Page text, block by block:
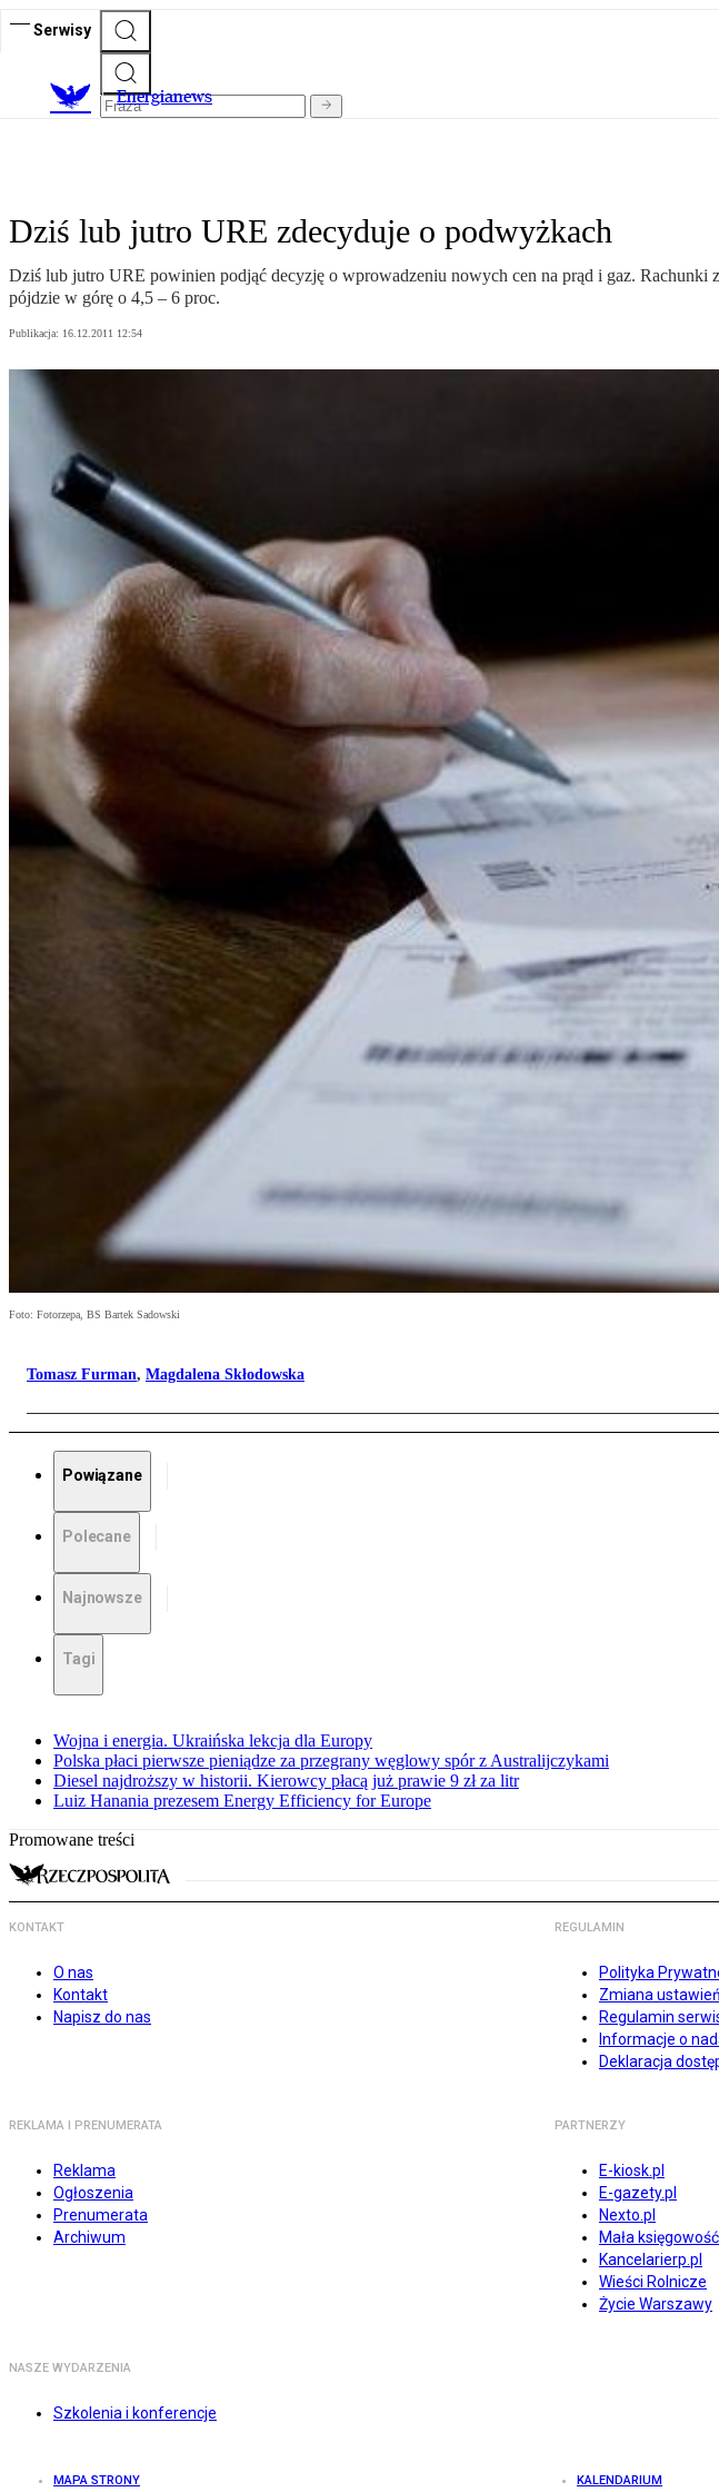
Serwisy
Energianews
Dziś lub jutro URE zdecyduje o podwyżkach
Dziś lub jutro URE powinien podjąć decyzję o wprowadzeniu nowych cen na prąd i gaz. Rachunki
pójdzie w górę o 4,5 – 6 proc.
Publikacja: 16.12.2011 12:54
Foto: Fotorzepa, BS Bartek Sadowski
Tomasz Furman, Magdalena Skłodowska
Powiązane
Polecane
Najnowsze
Tagi
Wojna i energia. Ukraińska lekcja dla Europy
Polska płaci pierwsze pieniądze za przegrany węglowy spór z Australijczykami
Diesel najdroższy w historii. Kierowcy płacą już prawie 9 zł za litr
Luiz Hanania prezesem Energy Efficiency for Europe
Promowane treści
KONTAKT
O nas
Kontakt
Napisz do nas
REGULAMIN
Polityka
Zmiana
Regulamin
Informacje o
Deklaracja
REKLAMA I PRENUMERATA
Reklama
Ogłoszenia
Prenumerata
Archiwum
PARTNERZY
E-kiosk.pl
E-gazety.pl
Nexto.pl
Mała księgowość
Kancelarierp.pl
Wieści Rolnicze
Życie Warszawy
NASZE WYDARZENIA
Szkolenia i konferencje
MAPA STRONY KALENDARIUM